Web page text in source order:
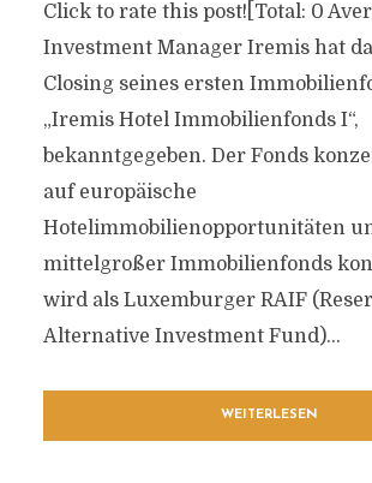
Click to rate this post![Total: 0
Investment Manager Iremis hat
Closing seines ersten
„Iremis Hotel Immobilienfonds I“,
bekanntgegeben. Der Fonds
auf europäische
Hotelimmobilienopportunitäten
mittelgroßer Immobilienfonds
wird als Luxemburger RAIF
Alternative Investment Fund)...
WEITERLESEN